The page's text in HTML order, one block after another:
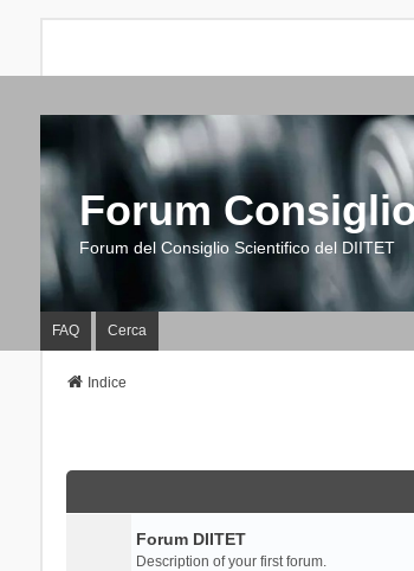
Forum
Forum del Consiglio Scientifico del DIITET
FAQ Cerca
Indice
Forum DIITET
Description of your first forum.